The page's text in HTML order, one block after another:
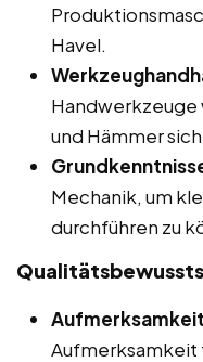
Havel.
Handwerkzeuge
und Hämmer
Mechanik, um
durchführen zu
Aufmerksamkeit